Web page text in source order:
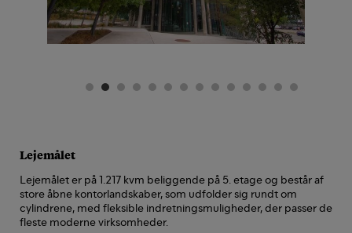
Lejemålet
Lejemålet er på 1.217 kvm beliggende på 5. etage og består af
store åbne kontorlandskaber, som udfolder sig rundt om
cylindrene, med fleksible indretningsmuligheder, der passer de
fleste moderne virksomheder.